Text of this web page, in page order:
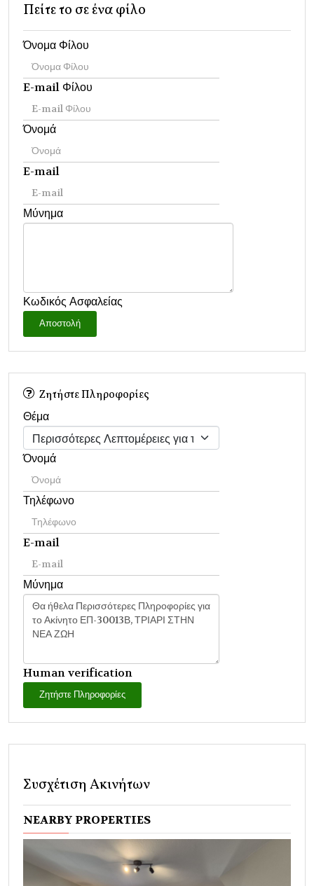
Πείτε το σε ένα φίλο
Όνομα Φίλου
E-mail Φίλου
Όνομά
E-mail
Μύνημα
Κωδικός Ασφαλείας
Αποστολή
Ζητήστε Πληροφορίες
Θέμα
Όνομά
Τηλέφωνο
E-mail
Μύνημα
Human verification
Ζητήστε Πληροφορίες
Συσχέτιση Ακινήτων
NEARBY PROPERTIES